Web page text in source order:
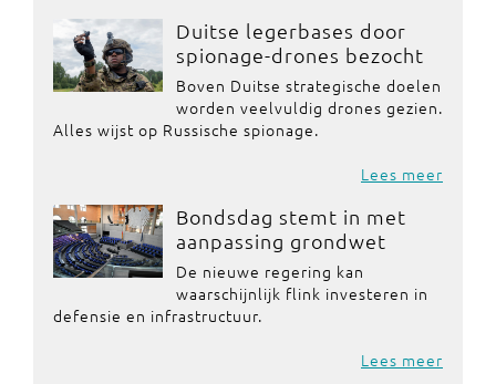
Duitse legerbases door
spionage-drones bezocht
Boven Duitse strategische doelen
worden veelvuldig drones gezien.
Alles wijst op Russische spionage.
Lees meer
Bondsdag stemt in met
aanpassing grondwet
De nieuwe regering kan
waarschijnlijk flink investeren in
defensie en infrastructuur.
Lees meer